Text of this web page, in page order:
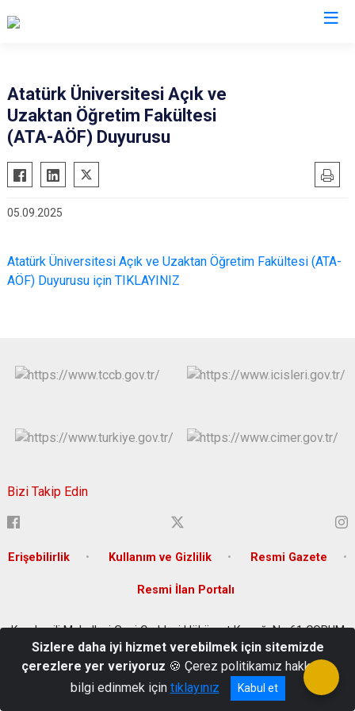
Atatürk Üniversitesi Açık ve
Uzaktan Öğretim Fakültesi
(ATA-AÖF) Duyurusu
05.09.2025
Atatürk Üniversitesi Açık ve Uzaktan Öğretim Fakültesi (ATA-
AÖF) Duyurusu için TIKLAYINIZ
Bizi Takip Edin
Erişebilirlik Kullanım ve Gizlilik Resmi Gazete
Resmi İlan Portalı
Karakeçili Mahallesi Gazi Caddesi Hükümet Konağı No:61 ÇORUM
Tel : 0364 213 5207, Belgegeçer: 0364 213 12 29, E-Posta :
corum@icisleri.gov.tr
Sizlere daha iyi hizmet verebilmek için sitemizde
çerezlere yer veriyoruz 🍪 Çerez politikamız hakkında
bilgi edinmek için tıklayınız Kabul et